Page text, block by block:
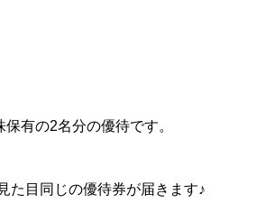
保有の2名分の優待です。
た目同じの優待券が届きます♪